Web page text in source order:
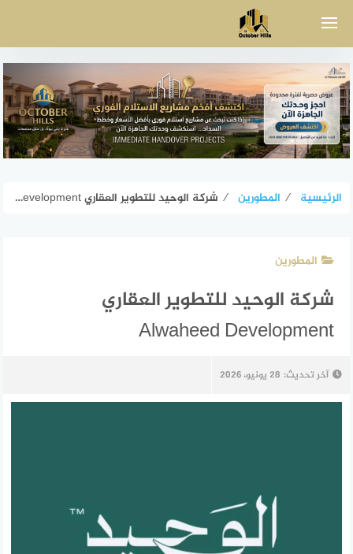
الرئيسية ⁄ المطورين ⁄ شركة الوحيد للتطوير العقاري Alwaheed Development
المطورين
شركة الوحيد للتطوير العقاري
Alwaheed Development
آخر تحديث: 28 يونيو، 2026